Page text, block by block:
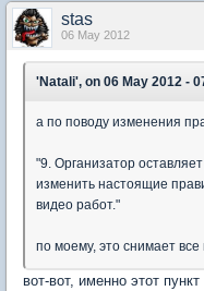
stas
06 May 2012
'Natali', on 06 May 2012 -
а по поводу изменения
"9. Организатор
изменить настоящие
видео работ."
по моему, это снимает все
вот-вот, именно этот